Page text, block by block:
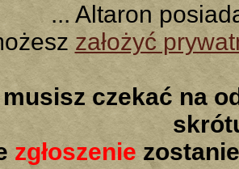
... Altaron
założyć
czekać na
zgłoszenie